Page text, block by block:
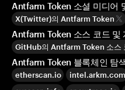
Antfarm Token 소셜 미디어
X(Twitter)의 Antfarm Token
Antfarm Token 소스 코드 및
GitHub의 Antfarm Token 소스
Antfarm Token 블록체인 탐
etherscan.io intel.arkm.com